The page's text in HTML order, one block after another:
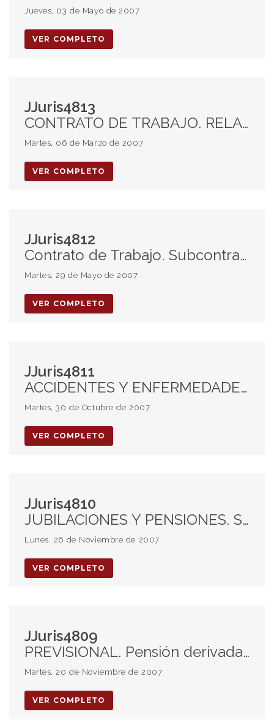
Jueves, 03 de Mayo de 2007
VER COMPLETO
JJuris4813
CONTRATO DE TRABAJO. RELACIÓN DE DEPENDENCIA. Presunción Art. 23 LCT. Profesionales.
Martes, 06 de Marzo de 2007
VER COMPLETO
JJuris4812
Contrato de Trabajo. Subcontratación y delegación. Resoluciones casuísticas. Obras sociales. Improcedencia
Martes, 29 de Mayo de 2007
VER COMPLETO
JJuris4811
ACCIDENTES Y ENFERMEDADES DEL TRABAJO. Acción por responsabilidad civil. Responsabilidad de la ART. Culpa in vigilando. Arbitrariedad de sentencia. -Disidencia: falta de demostración de nexo de causalidad.
Martes, 30 de Octubre de 2007
VER COMPLETO
JJuris4810
JUBILACIONES Y PENSIONES. Seguridad Social. Inconstitucionalidad art. 7, inc. 2° ley 24.463. Movilidad. Índice salarios nivel general 01-01-2002 al 31-12-2006. Retroactividad de haberes. Pago. Plazo art. 2° ley 26.153. Intereses.
Lunes, 26 de Noviembre de 2007
VER COMPLETO
JJuris4809
PREVISIONAL. Pensión derivada. Extinción del derecho y rehabilitación. Cargos por haberes percibidos.
Martes, 20 de Noviembre de 2007
VER COMPLETO